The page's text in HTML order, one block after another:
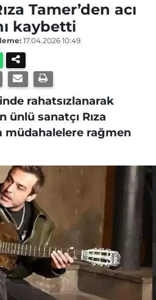
Tamer’den acı
kaybetti
17.04.2026 10:49
rahatsızlanarak
ünlü sanatçı Rıza
müdahalelere rağmen